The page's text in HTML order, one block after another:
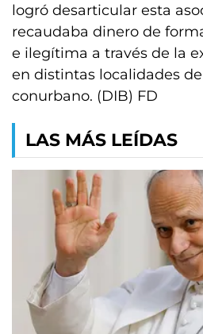
logró desarticular esta
recaudaba dinero de
e ilegítima a través de la
en distintas localidades
conurbano. (DIB) FD
LAS MÁS LEÍDAS